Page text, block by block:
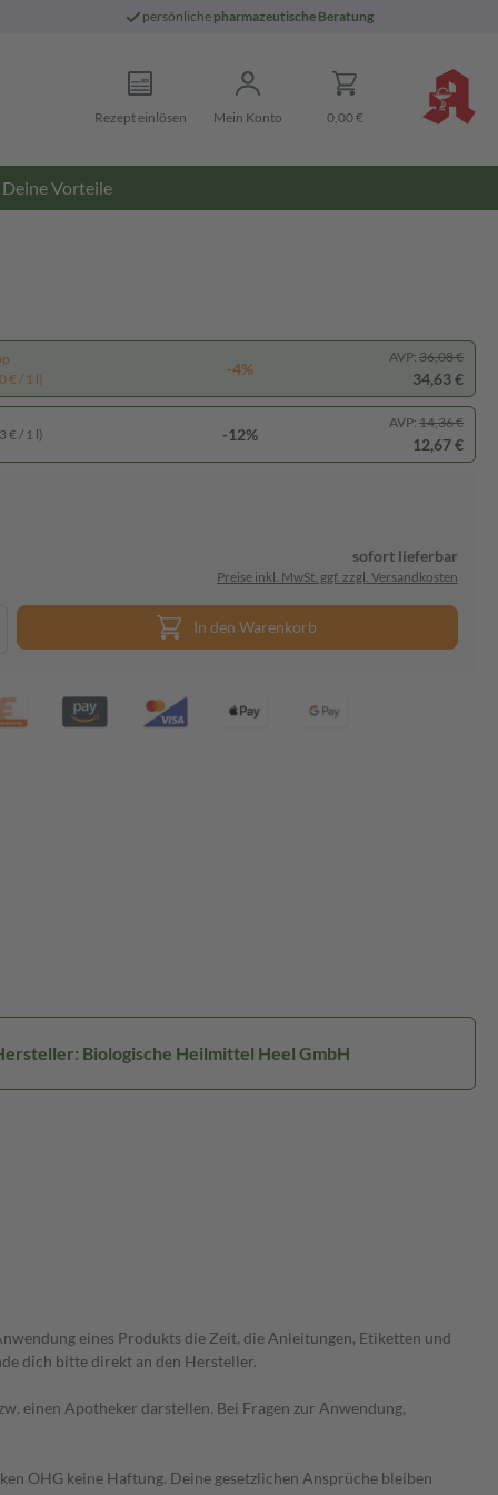
persönliche pharmazeutische Beratung
Rezept einlösen Mein Konto 0,00 €
Deine Vorteile
€ / 1 l)
-4%
AVP: 36,08 €
34,63 €
€ / 1 l) -12%
AVP: 14,36 €
12,67 €
sofort lieferbar
Preise inkl. MwSt. ggf. zzgl. Versandkosten
In den Warenkorb
Biologische Heilmittel Heel GmbH
eines Produkts die Zeit, die Anleitungen, Etiketten und
dich bitte direkt an den Hersteller.
einen Apotheker darstellen. Bei Fragen zur Anwendung,
OHG keine Haftung. Deine gesetzlichen Ansprüche bleiben